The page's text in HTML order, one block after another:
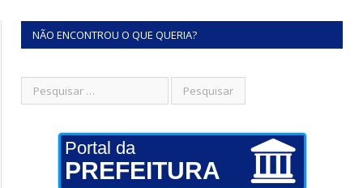
NÃO ENCONTROU O QUE QUERIA?
Portal da
PREFEITURA